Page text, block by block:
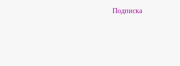
Подписка